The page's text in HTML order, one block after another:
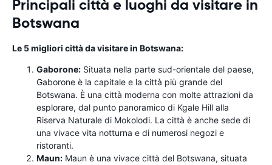
Principali città e luoghi da visitare in
Botswana
Le 5 migliori città da visitare in Botswana:
Gaborone: Situata nella parte sud-orientale del paese,
Gaborone è la capitale e la città più grande del
Botswana. È una città moderna con molte attrazioni da
esplorare, dal punto panoramico di Kgale Hill alla
Riserva Naturale di Mokolodi. La città è anche sede di
una vivace vita notturna e di numerosi negozi e
ristoranti.
Maun: Maun è una vivace città del Botswana, situata